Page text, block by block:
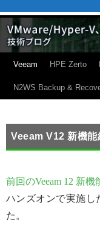
Veeam HPE Zerto
N2WS Backup &
Veeam V12 新機
前回のVeeam 12 新
ハンズオンで実施し
た。